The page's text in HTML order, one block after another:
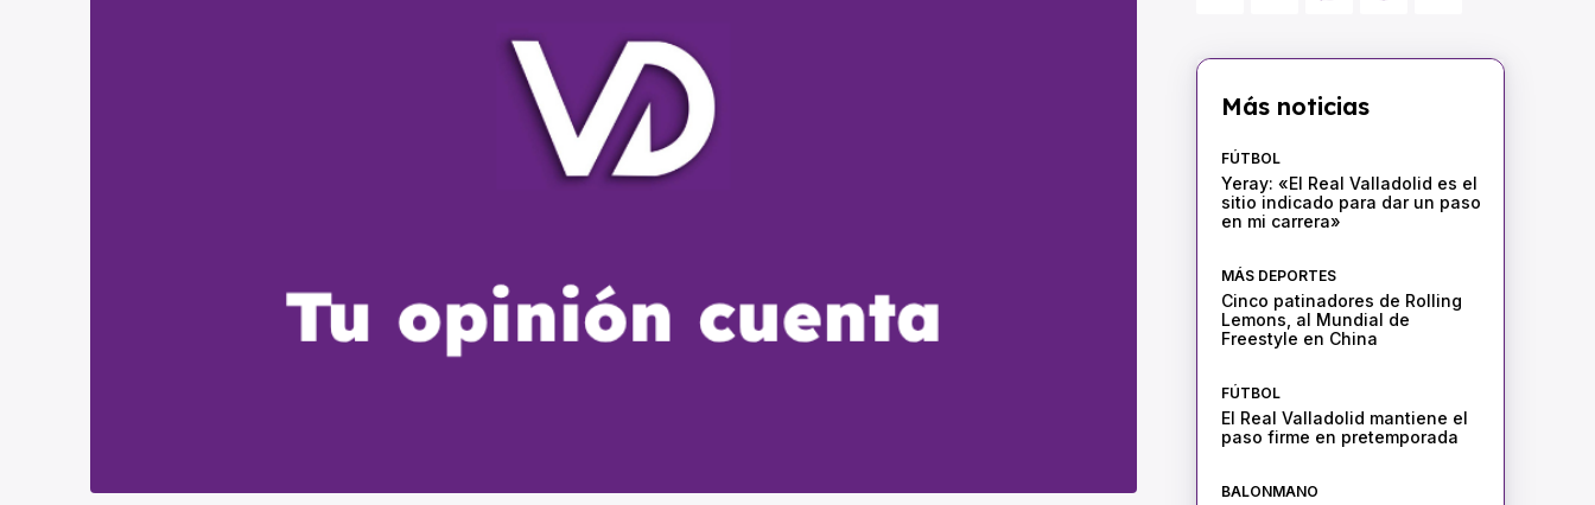
Más noticias
FÚTBOL
Yeray: «El Real Valladolid es el
sitio indicado para dar un paso
en mi carrera»
MÁS DEPORTES
Cinco patinadores de Rolling
Lemons, al Mundial de
Freestyle en China
FÚTBOL
El Real Valladolid mantiene el
paso firme en pretemporada
BALONMANO